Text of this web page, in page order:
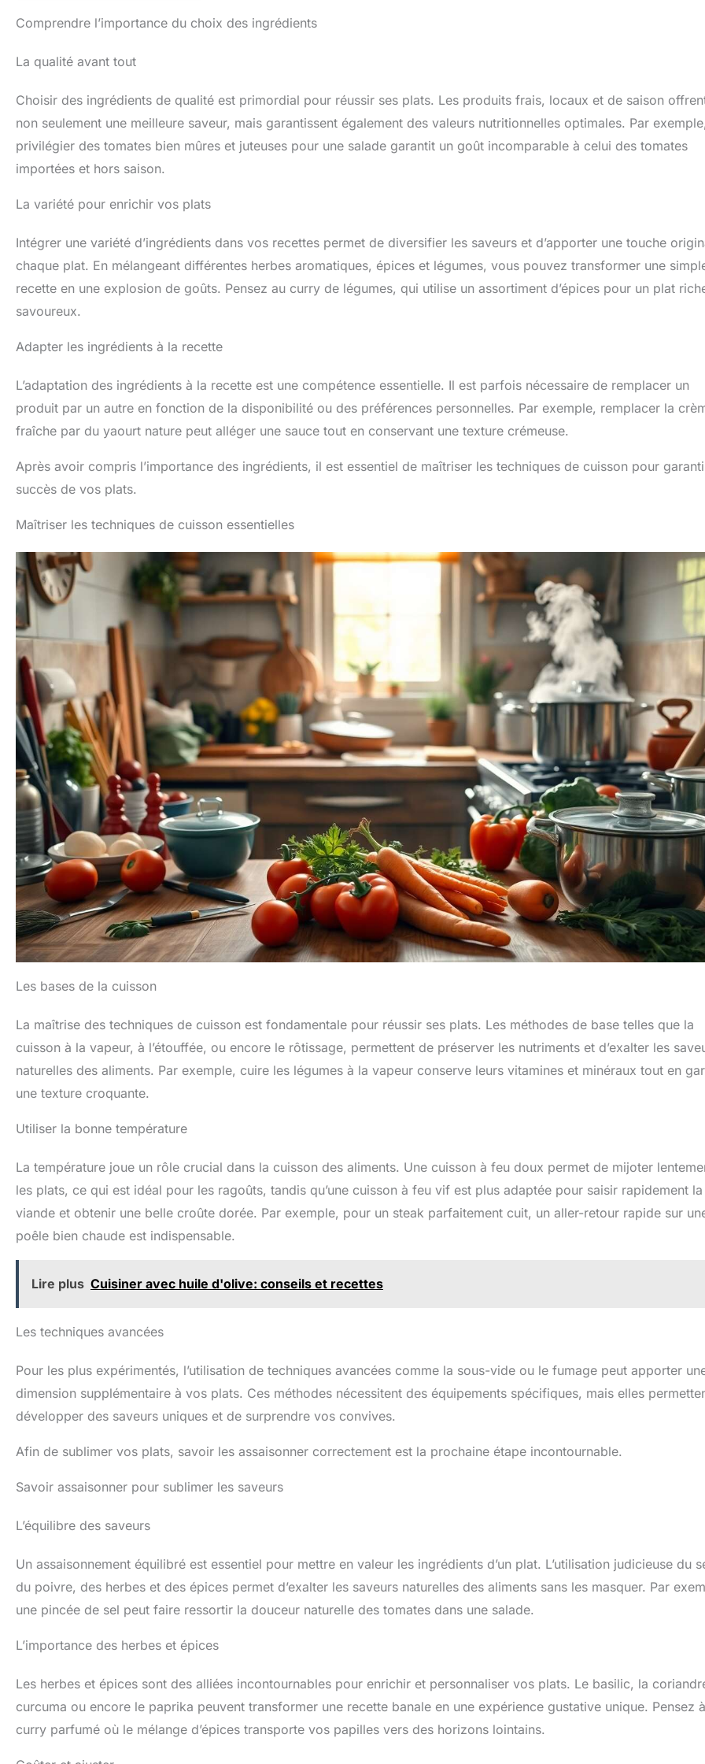
Comprendre l’importance du choix des ingrédients
La qualité avant tout
Choisir des ingrédients de qualité est primordial pour réussir ses plats. Les produits frais, locaux et de saison
non seulement une meilleure saveur, mais garantissent également des valeurs nutritionnelles optimales. Par
privilégier des tomates bien mûres et juteuses pour une salade garantit un goût incomparable à celui des tomates
importées et hors saison.
La variété pour enrichir vos plats
Intégrer une variété d’ingrédients dans vos recettes permet de diversifier les saveurs et d’apporter une touche
chaque plat. En mélangeant différentes herbes aromatiques, épices et légumes, vous pouvez transformer une
recette en une explosion de goûts. Pensez au curry de légumes, qui utilise un assortiment d’épices pour un plat
savoureux.
Adapter les ingrédients à la recette
L’adaptation des ingrédients à la recette est une compétence essentielle. Il est parfois nécessaire de remplacer un
produit par un autre en fonction de la disponibilité ou des préférences personnelles. Par exemple, remplacer la
fraîche par du yaourt nature peut alléger une sauce tout en conservant une texture crémeuse.
Après avoir compris l’importance des ingrédients, il est essentiel de maîtriser les techniques de cuisson pour
succès de vos plats.
Maîtriser les techniques de cuisson essentielles
Les bases de la cuisson
La maîtrise des techniques de cuisson est fondamentale pour réussir ses plats. Les méthodes de base telles que la
cuisson à la vapeur, à l’étouffée, ou encore le rôtissage, permettent de préserver les nutriments et d’exalter les
naturelles des aliments. Par exemple, cuire les légumes à la vapeur conserve leurs vitamines et minéraux tout en
une texture croquante.
Utiliser la bonne température
La température joue un rôle crucial dans la cuisson des aliments. Une cuisson à feu doux permet de mijoter
les plats, ce qui est idéal pour les ragoûts, tandis qu’une cuisson à feu vif est plus adaptée pour saisir rapidement la
viande et obtenir une belle croûte dorée. Par exemple, pour un steak parfaitement cuit, un aller-retour rapide sur
poêle bien chaude est indispensable.
Lire plus Cuisiner avec huile d'olive: conseils et recettes
Les techniques avancées
Pour les plus expérimentés, l’utilisation de techniques avancées comme la sous-vide ou le fumage peut apporter
dimension supplémentaire à vos plats. Ces méthodes nécessitent des équipements spécifiques, mais elles
développer des saveurs uniques et de surprendre vos convives.
Afin de sublimer vos plats, savoir les assaisonner correctement est la prochaine étape incontournable.
Savoir assaisonner pour sublimer les saveurs
L’équilibre des saveurs
Un assaisonnement équilibré est essentiel pour mettre en valeur les ingrédients d’un plat. L’utilisation judicieuse du
du poivre, des herbes et des épices permet d’exalter les saveurs naturelles des aliments sans les masquer. Par
une pincée de sel peut faire ressortir la douceur naturelle des tomates dans une salade.
L’importance des herbes et épices
Les herbes et épices sont des alliées incontournables pour enrichir et personnaliser vos plats. Le basilic, la
curcuma ou encore le paprika peuvent transformer une recette banale en une expérience gustative unique. Pensez
curry parfumé où le mélange d’épices transporte vos papilles vers des horizons lointains.